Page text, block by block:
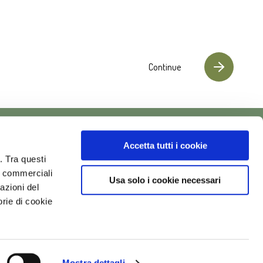
Tra questi
del
di cookie
Accetta tutti i cookie
Usa solo i cookie necessari
Continue
OUR COMPANY
FILIPPO BERIO
SAGRA
OUR OIL
NEWS AND RELEASES
CONTACT US
Follow us on